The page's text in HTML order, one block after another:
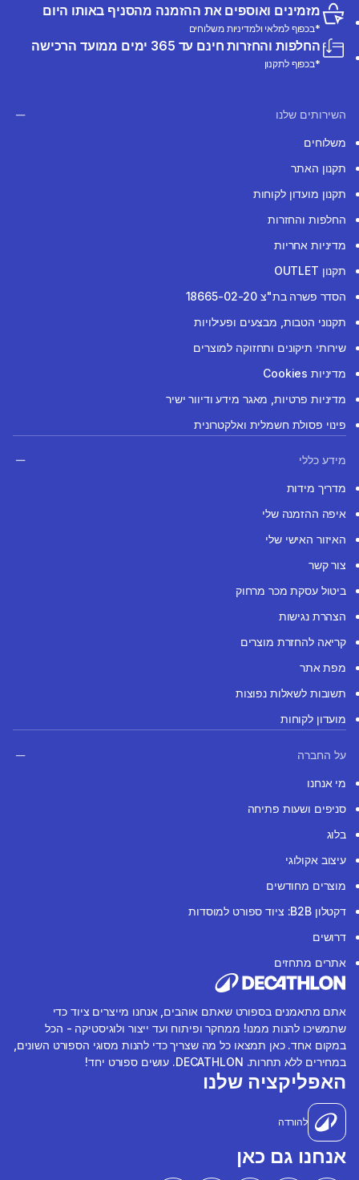
מזמינים ואוספים את ההזמנה מהסניף באותו היום
*בכפוף למלאי ולמדיניות משלוחים
החלפות והחזרות חינם עד 365 ימים ממועד הרכישה
*בכפוף לתקנון
השירותים שלנו
משלוחים
תקנון האתר
תקנון מועדון לקוחות
החלפות והחזרות
מדיניות אחריות
תקנון OUTLET
הסדר פשרה בת"צ 18665-02-20
תקנוני הטבות, מבצעים ופעילויות
שירותי תיקונים ותחזוקה למוצרים
מדיניות Cookies
מדיניות פרטיות, מאגר מידע ודיוור ישיר
פינוי פסולת חשמלית ואלקטרונית
מידע כללי
מדריך מידות
איפה ההזמנה שלי
האיזור האישי שלי
צור קשר
ביטול עסקת מכר מרחוק
הצהרת נגישות
קריאה להחזרת מוצרים
מפת אתר
תשובות לשאלות נפוצות
מועדון לקוחות
על החברה
מי אנחנו
סניפים ושעות פתיחה
בלוג
עיצוב אקולוגי
מוצרים מחודשים
דקטלון B2B: ציוד ספורט למוסדות
דרושים
אתרים מתחזים
אתם מתאמנים בספורט שאתם אוהבים, אנחנו מייצרים ציוד כדי
שתמשיכו להנות ממנו! ממחקר ופיתוח ועד ייצור ולוגיסטיקה - הכל
במקום אחד. כאן תמצאו כל מה שצריך כדי להנות מסוגי הספורט השונים,
במחירים ללא תחרות. DECATHLON. עושים ספורט יחד!
האפליקציה שלנו
להורדה
אנחנו גם כאן